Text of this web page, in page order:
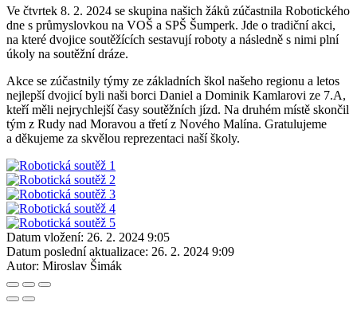
Ve čtvrtek 8. 2. 2024 se skupina našich žáků zúčastnila Robotického
dne s průmyslovkou na VOŠ a SPŠ Šumperk. Jde o tradiční akci,
na které dvojice soutěžících sestavují roboty a následně s nimi plní
úkoly na soutěžní dráze.
Akce se zúčastnily týmy ze základních škol našeho regionu a letos
nejlepší dvojicí byli naši borci Daniel a Dominik Kamlarovi ze 7.A,
kteří měli nejrychlejší časy soutěžních jízd. Na druhém místě skončil
tým z Rudy nad Moravou a třetí z Nového Malína. Gratulujeme
a děkujeme za skvělou reprezentaci naší školy.
Datum vložení: 26. 2. 2024 9:05
Datum poslední aktualizace: 26. 2. 2024 9:09
Autor: Miroslav Šimák